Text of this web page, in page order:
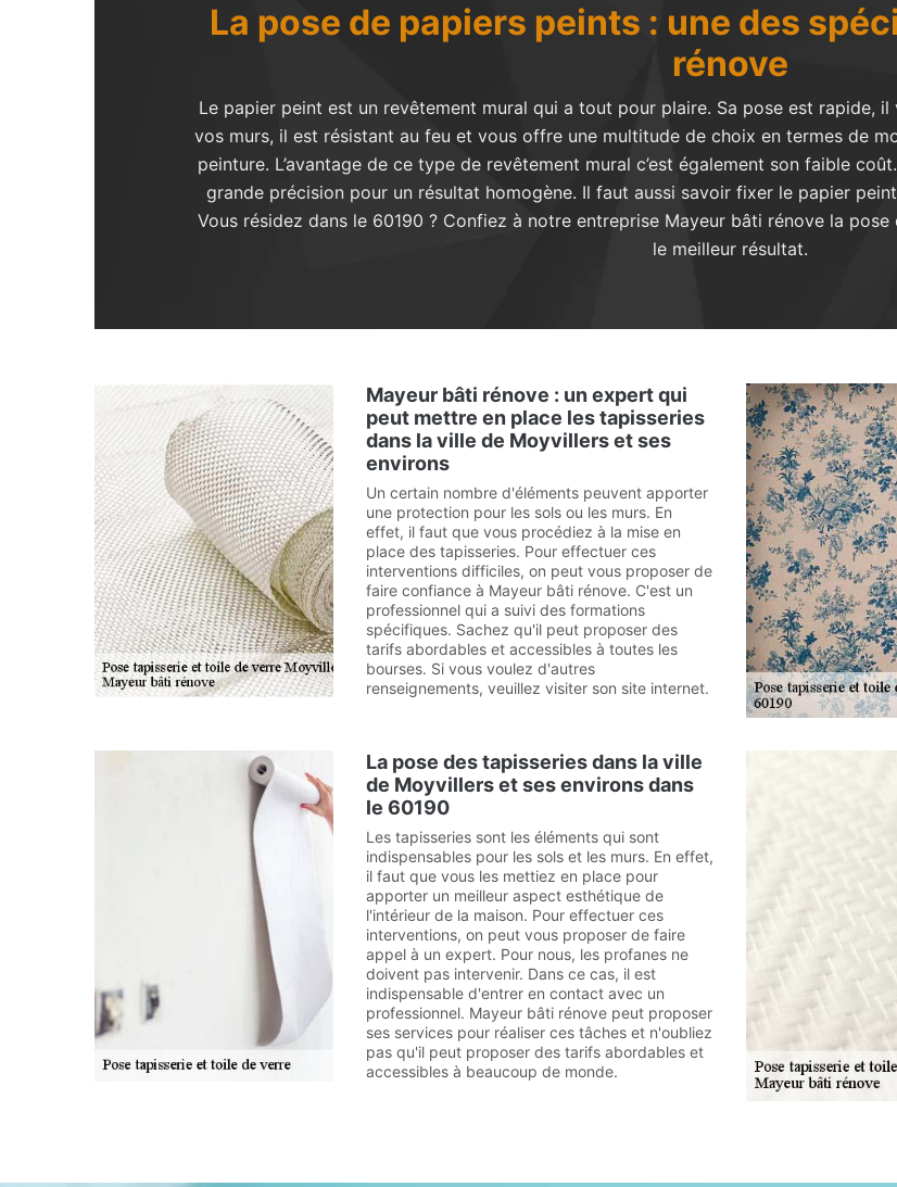
La pose de papiers peints : une des
rénove
Le papier peint est un revêtement mural qui a tout pour plaire. Sa pose est rapide,
vos murs, il est résistant au feu et vous offre une multitude de choix en termes de
peinture. L’avantage de ce type de revêtement mural c’est également son faible
grande précision pour un résultat homogène. Il faut aussi savoir fixer le papier
Vous résidez dans le 60190 ? Confiez à notre entreprise Mayeur bâti rénove la
le meilleur résultat.
Mayeur bâti rénove : un expert qui
peut mettre en place les tapisseries
dans la ville de Moyvillers et ses
environs
Un certain nombre d'éléments peuvent apporter
une protection pour les sols ou les murs. En
effet, il faut que vous procédiez à la mise en
place des tapisseries. Pour effectuer ces
interventions difficiles, on peut vous proposer de
faire confiance à Mayeur bâti rénove. C'est un
professionnel qui a suivi des formations
spécifiques. Sachez qu'il peut proposer des
tarifs abordables et accessibles à toutes les
bourses. Si vous voulez d'autres
renseignements, veuillez visiter son site internet.
La pose des tapisseries dans la ville
de Moyvillers et ses environs dans
le 60190
Les tapisseries sont les éléments qui sont
indispensables pour les sols et les murs. En effet,
il faut que vous les mettiez en place pour
apporter un meilleur aspect esthétique de
l'intérieur de la maison. Pour effectuer ces
interventions, on peut vous proposer de faire
appel à un expert. Pour nous, les profanes ne
doivent pas intervenir. Dans ce cas, il est
indispensable d'entrer en contact avec un
professionnel. Mayeur bâti rénove peut proposer
ses services pour réaliser ces tâches et n'oubliez
pas qu'il peut proposer des tarifs abordables et
accessibles à beaucoup de monde.